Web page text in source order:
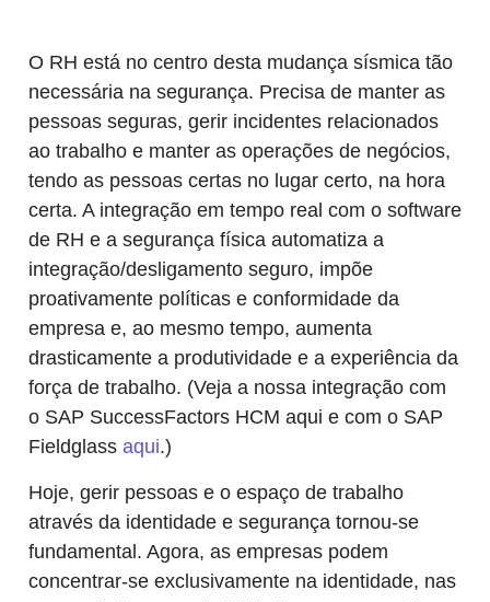
O RH está no centro desta mudança sísmica tão
necessária na segurança. Precisa de manter as
pessoas seguras, gerir incidentes relacionados
ao trabalho e manter as operações de negócios,
tendo as pessoas certas no lugar certo, na hora
certa. A integração em tempo real com o software
de RH e a segurança física automatiza a
integração/desligamento seguro, impõe
proativamente políticas e conformidade da
empresa e, ao mesmo tempo, aumenta
drasticamente a produtividade e a experiência da
força de trabalho. (Veja a nossa integração com
o SAP SuccessFactors HCM aqui e com o SAP
Fieldglass aqui.)
Hoje, gerir pessoas e o espaço de trabalho
através da identidade e segurança tornou-se
fundamental. Agora, as empresas podem
concentrar-se exclusivamente na identidade, nas